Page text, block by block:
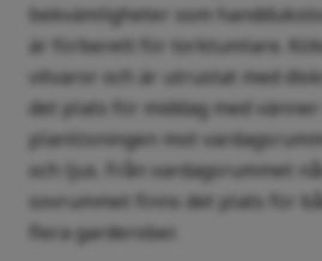
bekvämligheter som
är förberett för torktumlare.
vitvaror och är utrustat med
det plats för middag med
planlösningen mot
och ljus. Från vardagsrummet
sovrummet finns det plats för
flera garderober.